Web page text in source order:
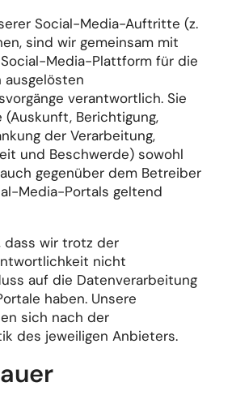
Social-Media-Auftritte (z.
sind wir gemeinsam mit
Media-Plattform für die
ausgelösten
verantwortlich. Sie
(Auskunft, Berichtigung,
der Verarbeitung,
und Beschwerde) sowohl
gegenüber dem Betreiber
Media-Portals geltend
dass wir trotz der
nicht
auf die Datenverarbeitung
haben. Unsere
sich nach der
des jeweiligen Anbieters.